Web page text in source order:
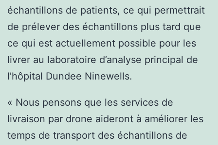
échantillons de patients, ce qui permettrait
de prélever des échantillons plus tard que
ce qui est actuellement possible pour les
livrer au laboratoire d’analyse principal de
l’hôpital Dundee Ninewells.
« Nous pensons que les services de
livraison par drone aideront à améliorer les
temps de transport des échantillons de